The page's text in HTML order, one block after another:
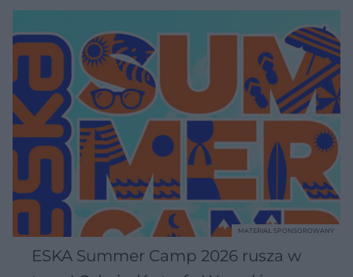
ESKA Summer Camp 2026 rusza w
MATERIAŁ SPONSOROWANY